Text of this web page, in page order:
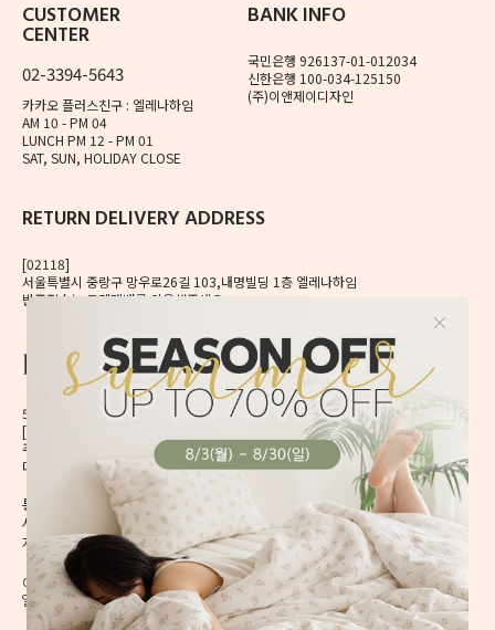
CUSTOMER
CENTER
02-3394-5643
카카오 플러스친구 : 엘레나하임
AM 10 - PM 04
LUNCH PM 12 - PM 01
SAT, SUN, HOLIDAY CLOSE
BANK INFO
국민은행 926137-01-012034
신한은행 100-034-125150
(주)이앤제이디자인
RETURN DELIVERY ADDRESS
[02118]
서울특별시 중랑구 망우로26길 103,내명빌딩 1층 엘레나하임
반품접수는 로젠택배를 이용해주세요.
56, Mangu-ro, Dongdaemun-gu, Seoul, Korea
[02496] 서울시 동대문구 망우로 56 이앤제이빌딩 6층
주식회사 이앤제이디자인
대표자 이재혁, 이예은
통신판매신고번호 2020-서울동대문-0224호
[CHECK]
사업자등록번호 413-86-01738
개인정보관리책임자 이예은,enjdesign@naver.com
COPYRIGHT @ ELENAHEIM. ALL RIGHT RESERVED.
엘레나 하임의 모든 디자인과 내용은 무단 도용할 수 없습니다.